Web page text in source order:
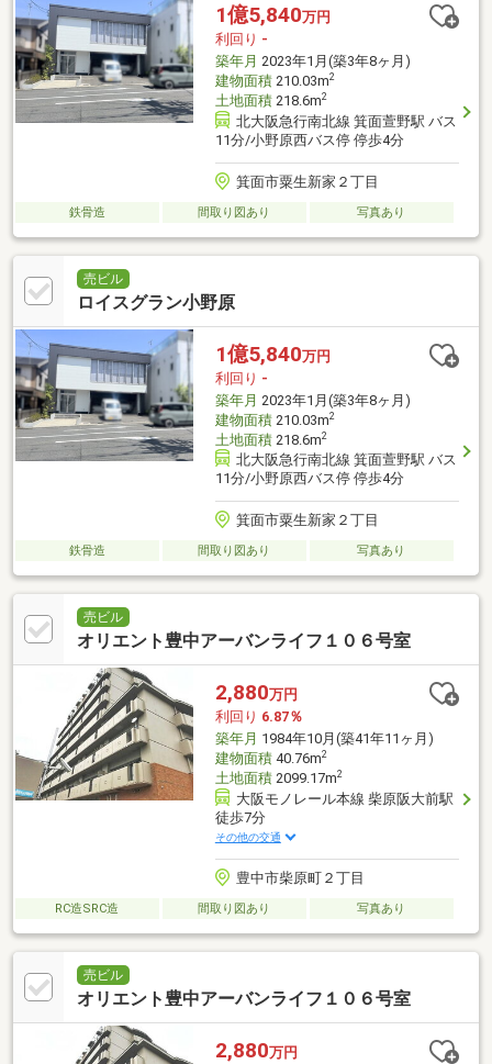
1億5,840万円
利回り -
築年月 2023年1月(築3年8ヶ月)
建物面積210.03m2
土地面積218.6m2
北大阪急行南北線 箕面萱野駅 バス
11分/小野原西バス停 停歩4分
箕面市粟生新家２丁目
鉄骨造 間取り図あり 写真あり
売ビル
ロイスグラン小野原
1億5,840万円
利回り -
築年月 2023年1月(築3年8ヶ月)
建物面積210.03m2
土地面積218.6m2
北大阪急行南北線 箕面萱野駅 バス
11分/小野原西バス停 停歩4分
箕面市粟生新家２丁目
鉄骨造 間取り図あり 写真あり
売ビル
オリエント豊中アーバンライフ１０６号室
2,880万円
利回り 6.87％
築年月 1984年10月(築41年11ヶ月)
建物面積40.76m2
土地面積2099.17m2
大阪モノレール本線 柴原阪大前駅
徒歩7分
その他の交通
豊中市柴原町２丁目
RC造SRC造 間取り図あり 写真あり
売ビル
オリエント豊中アーバンライフ１０６号室
2,880万円